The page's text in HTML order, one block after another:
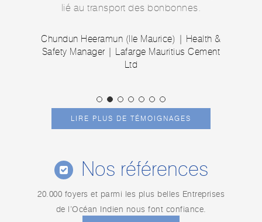
lié au transport des bonbonnes.
Chundun Heeramun (Ile Maurice) | Health &
Safety Manager | Lafarge Mauritius Cement
Ltd
LIRE PLUS DE TÉMOIGNAGES
Nos références
20.000 foyers et parmi les plus belles Entreprises
de l’Océan Indien nous font confiance.